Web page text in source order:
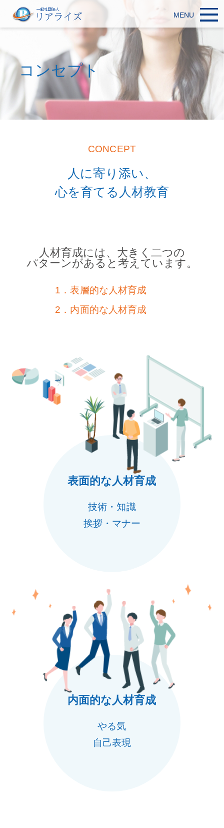
MENU
コンセプト
CONCEPT
人に寄り添い、
心を育てる人材教育
人材育成には、大きく二つの
パターンがあると考えています。
1．表層的な人材育成
2．内面的な人材育成
表面的な人材育成
技術・知識
挨拶・マナー
内面的な人材育成
やる気
自己表現